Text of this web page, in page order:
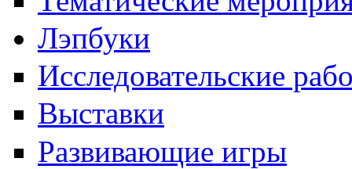
Лэпбуки
Исследовательские
Выставки
Развивающие игры